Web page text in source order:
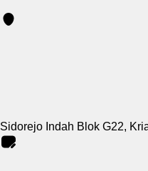
Sidorejo Indah Blok G22,